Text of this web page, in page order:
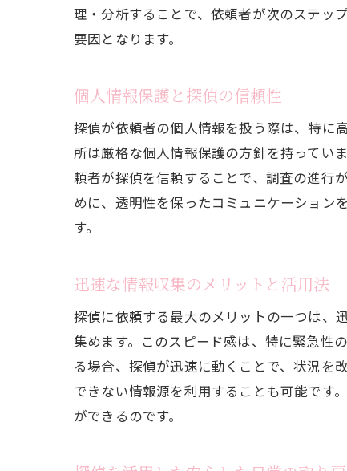
理・分析することで、依頼者が次のステッ
要因となります。
個人情報保護と探偵の信頼性
探偵が依頼者の個人情報を扱う際は、特に
所は厳格な個人情報保護の方針を持ってい
頼者が探偵を信頼することで、調査の進行
めに、透明性を保ったコミュニケーション
す。
迅速な情報収集のメリットと活用法
探偵に依頼する最大のメリットの一つは、
集めます。このスピード感は、特に緊急性
る場合、探偵が迅速に動くことで、状況を
できない情報源を利用することも可能です
ができるのです。